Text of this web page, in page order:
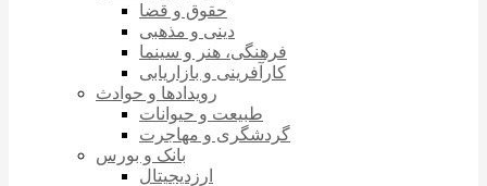
حقوق و قضا
دینی و مذهبی
فرهنگی، هنر و سینما
کارآفرینی و بازاریابی
رویدادها و حوادث
طبیعت و حیوانات
گردشگری و مهاجرت
بانک و بورس
ارزدیجیتال